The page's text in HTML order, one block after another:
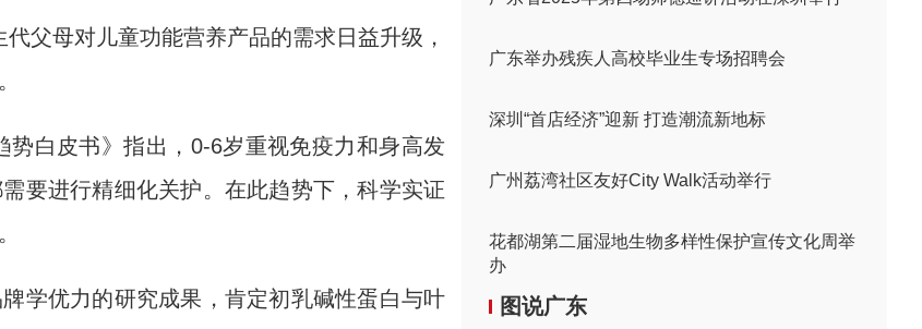
母对儿童功能营养产品的需求日益升级，
白皮书》指出，0-6岁重视免疫力和身高发
要进行精细化关护。在此趋势下，科学实证
优力的研究成果，肯定初乳碱性蛋白与叶
广东举办残疾人高校毕业生专场招聘会
深圳“首店经济”迎新 打造潮流新地标
广州荔湾社区友好City Walk活动举行
花都湖第二届湿地生物多样性保护宣传文化周举
办
图说广东